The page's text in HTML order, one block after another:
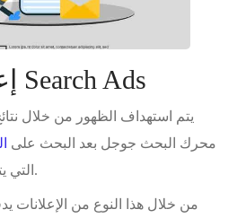
إعلانات البحث Search Ads
يتم استهداف الظهور من خلال
محرك البحث جوجل بعد البحث على
التي يتم استهدافها في الإعلان.
من خلال هذا النوع من الإعلانات